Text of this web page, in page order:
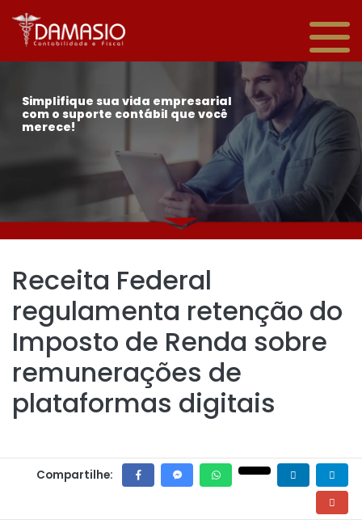
Simplifique sua vida empresarial
com o suporte contábil que você
merece!
Receita Federal
regulamenta retenção do
Imposto de Renda sobre
remunerações de
plataformas digitais
Compartilhe: